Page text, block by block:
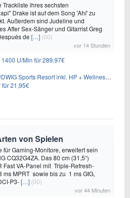
Trackliste ihres sechsten
Drake ist auf dem Song 'Ahí' zu
Außerdem sind Judeline und
After Sex-Sänger und Gitarrist Greg
de […] (00)
vor 14 Stunden
U/Min für 289,97€
Resort inkl. HP + Wellness ab 174€ p.P.
für 21,95€
von Spielen
für Gaming-Monitore, erweitert sein
CQ32G4ZA. Das 80 cm (31,5“)
VA-Panel mit Triple-Refresh-
ms MPRT sowie bis zu 1 ms GtG,
P3-[…] (00)
vor 44 Minuten